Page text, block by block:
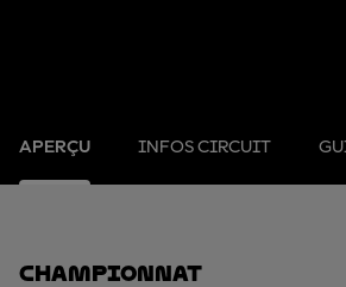
APERÇU INFOS CIRCUIT
Championnat